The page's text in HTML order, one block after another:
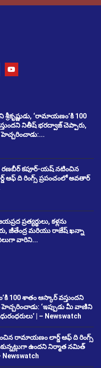
‘రామాయణం’కి 100
నితీష్ భరద్వాజ్ చెప్పారు,
రణబీర్ కపూర్-యష్ నటించిన
ది రింగ్స్ ప్రపంచంలో అవతార్
ప్రత్యర్థులు, కళ్లను
జీతేంద్ర మరియు రాజేష్ ఖన్నా
వారిని...
100 శాతం ఆస్కార్ వస్తుందని
‘ఇప్పుడు మీ వాణిని
| – Newswatch
రామాయణం లార్డ్ ఆఫ్ ది రింగ్స్
ఉందని నిర్మాత నమిత్